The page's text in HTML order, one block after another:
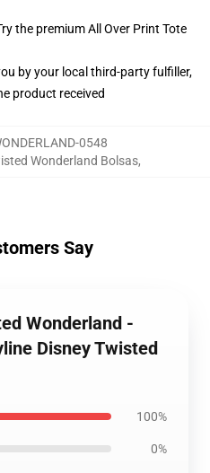
the premium All Over Print Tote
by your local third-party fulfiller,
product received
0548
Wonderland Bolsas,
Say
Wonderland -
Disney Twisted
100%
0%